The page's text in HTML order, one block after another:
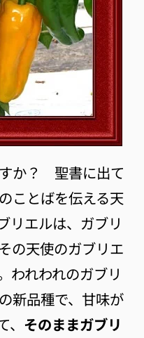
か？ 聖書に出て
ことばを伝える天
リエルは、ガブリ
の天使のガブリエ
われわれのガブリ
新品種で、甘味が
そのままガブリ